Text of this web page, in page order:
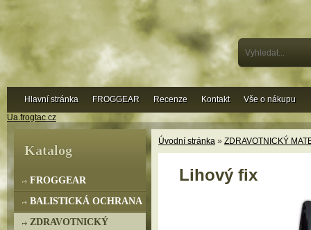
Ua.frogtac.cz
Úvodní stránka » ZDRAVOTNICKÝ
Lihový fix
Katalog
FROGGEAR
BALISTICKÁ OCHRANA
ZDRAVOTNICKÝ
Hlavní stránka FROGGEAR Recenze Kontakt Vše o nákupu